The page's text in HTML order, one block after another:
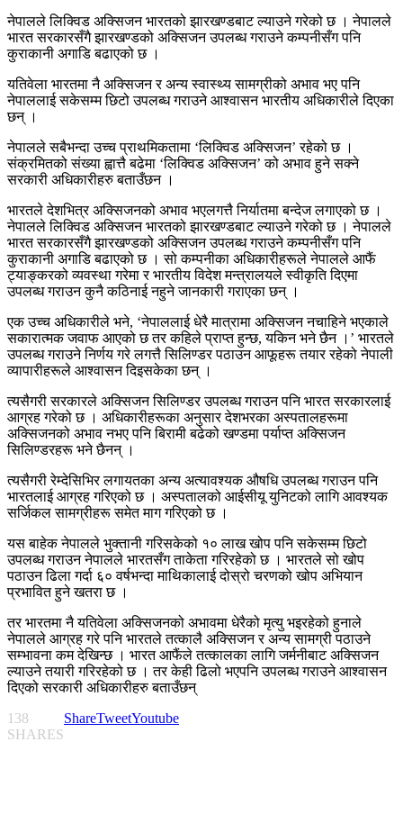
नेपालले लिक्विड अक्सिजन भारतको झारखण्डबाट ल्याउने गरेको छ । नेपालले
भारत सरकारसँगै झारखण्डको अक्सिजन उपलब्ध गराउने कम्पनीसँग पनि
कुराकानी अगाडि बढाएको छ ।
यतिवेला भारतमा नै अक्सिजन र अन्य स्वास्थ्य सामग्रीको अभाव भए पनि
नेपाललाई सकेसम्म छिटो उपलब्ध गराउने आश्वासन भारतीय अधिकारीले दिएका
छन् ।
नेपालले सबैभन्दा उच्च प्राथमिकतामा ‘लिक्विड अक्सिजन’ रहेको छ ।
संक्रमितको संख्या ह्वात्तै बढेमा ‘लिक्विड अक्सिजन’ को अभाव हुने सक्ने
सरकारी अधिकारीहरु बताउँछन ।
भारतले देशभित्र अक्सिजनको अभाव भएलगत्तै निर्यातमा बन्देज लगाएको छ ।
नेपालले लिक्विड अक्सिजन भारतको झारखण्डबाट ल्याउने गरेको छ । नेपालले
भारत सरकारसँगै झारखण्डको अक्सिजन उपलब्ध गराउने कम्पनीसँग पनि
कुराकानी अगाडि बढाएको छ । सो कम्पनीका अधिकारीहरूले नेपालले आफैं
ट्याङ्करको व्यवस्था गरेमा र भारतीय विदेश मन्त्रालयले स्वीकृति दिएमा
उपलब्ध गराउन कुनै कठिनाई नहुने जानकारी गराएका छन् ।
एक उच्च अधिकारीले भने, ‘नेपाललाई धेरै मात्रामा अक्सिजन नचाहिने भएकाले
सकारात्मक जवाफ आएको छ तर कहिले प्राप्त हुन्छ, यकिन भने छैन ।’ भारतले
उपलब्ध गराउने निर्णय गरे लगत्तै सिलिण्डर पठाउन आफूहरू तयार रहेको नेपाली
व्यापारीहरूले आश्वासन दिइसकेका छन् ।
त्यसैगरी सरकारले अक्सिजन सिलिण्डर उपलब्ध गराउन पनि भारत सरकारलाई
आग्रह गरेको छ । अधिकारीहरूका अनुसार देशभरका अस्पतालहरूमा
अक्सिजनको अभाव नभए पनि बिरामी बढेको खण्डमा पर्याप्त अक्सिजन
सिलिण्डरहरू भने छैनन् ।
त्यसैगरी रेम्देसिभिर लगायतका अन्य अत्यावश्यक औषधि उपलब्ध गराउन पनि
भारतलाई आग्रह गरिएको छ । अस्पतालको आईसीयू युनिटको लागि आवश्यक
सर्जिकल सामग्रीहरू समेत माग गरिएको छ ।
यस बाहेक नेपालले भुक्तानी गरिसकेको १० लाख खोप पनि सकेसम्म छिटो
उपलब्ध गराउन नेपालले भारतसँग ताकेता गरिरहेको छ । भारतले सो खोप
पठाउन ढिला गर्दा ६० वर्षभन्दा माथिकालाई दोस्रो चरणको खोप अभियान
प्रभावित हुने खतरा छ ।
तर भारतमा नै यतिवेला अक्सिजनको अभावमा धेरैको मृत्यु भइरहेको हुनाले
नेपालले आग्रह गरे पनि भारतले तत्कालै अक्सिजन र अन्य सामग्री पठाउने
सम्भावना कम देखिन्छ । भारत आफैंले तत्कालका लागि जर्मनीबाट अक्सिजन
ल्याउने तयारी गरिरहेको छ । तर केही ढिलो भएपनि उपलब्ध गराउने आश्वासन
दिएको सरकारी अधिकारीहरु बताउँछन्
138
SHARES
ShareTweetYoutube